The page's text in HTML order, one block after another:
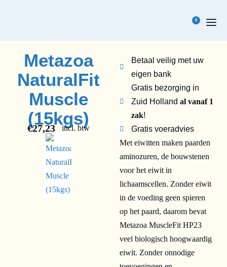
0
Metazoa
NaturalFit
Muscle
(15kgs)
€27,23
incl. btw
Met eiwitten maken paarden
aminozuren, de bouwstenen
voor het eiwit in
lichaamscellen. Zonder eiwit
in de voeding geen spieren
op het paard, daarom bevat
Metazoa MuscleFit HP23
veel biologisch hoogwaardig
eiwit. Zonder onnodige
Betaal veilig met uw
eigen bank
Gratis bezorging in
Zuid Holland al vanaf 1
zak!
Gratis voeradvies